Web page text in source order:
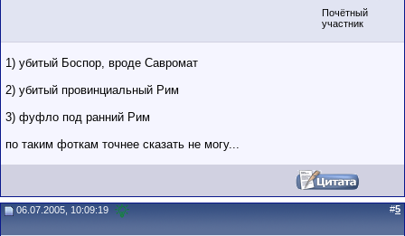
Почётный
участник
1) убитый Боспор, вроде Савромат
2) убитый провинциальный Рим
3) фуфло под ранний Рим
по таким фоткам точнее сказать не могу...
06.07.2005, 10:09:19 #5